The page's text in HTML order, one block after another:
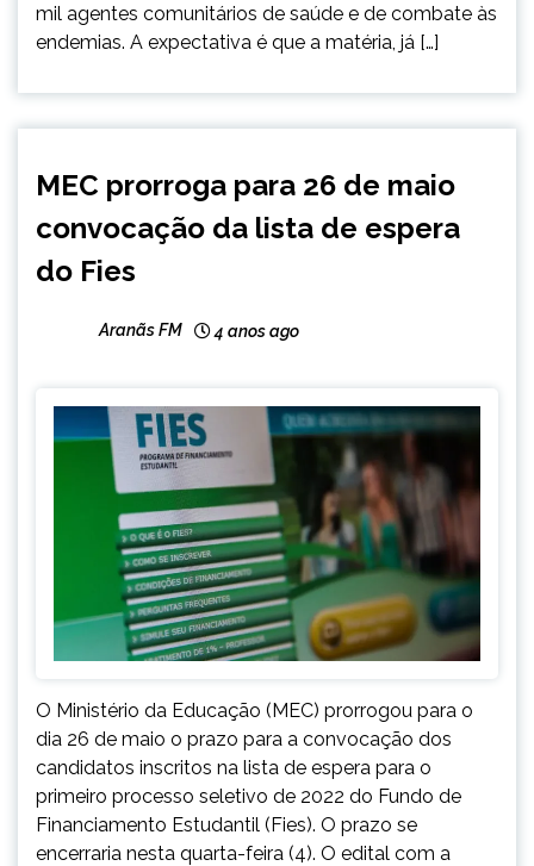
mil agentes comunitários de saúde e de combate às
endemias. A expectativa é que a matéria, já […]
NOTÍCIAS
MEC prorroga para 26 de maio
convocação da lista de espera
do Fies
Aranãs FM 4 anos ago
O Ministério da Educação (MEC) prorrogou para o
dia 26 de maio o prazo para a convocação dos
candidatos inscritos na lista de espera para o
primeiro processo seletivo de 2022 do Fundo de
Financiamento Estudantil (Fies). O prazo se
encerraria nesta quarta-feira (4). O edital com a